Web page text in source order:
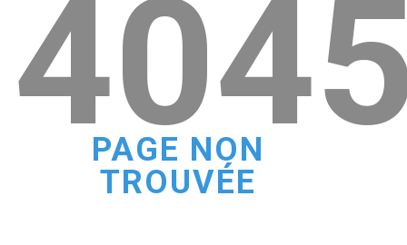
PAGE NON
TROUVÉE